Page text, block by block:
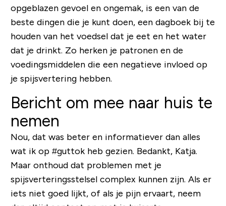
opgeblazen gevoel en ongemak, is een van de
beste dingen die je kunt doen, een dagboek bij te
houden van het voedsel dat je eet en het water
dat je drinkt. Zo herken je patronen en de
voedingsmiddelen die een negatieve invloed op
je spijsvertering hebben.
Bericht om mee naar huis te
nemen
Nou, dat was beter en informatiever dan alles
wat ik op #guttok heb gezien. Bedankt, Katja.
Maar onthoud dat problemen met je
spijsverteringsstelsel complex kunnen zijn. Als er
iets niet goed lijkt, of als je pijn ervaart, neem